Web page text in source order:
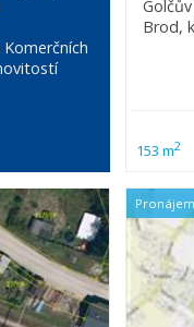
Brod,
153 m2
Pronájem